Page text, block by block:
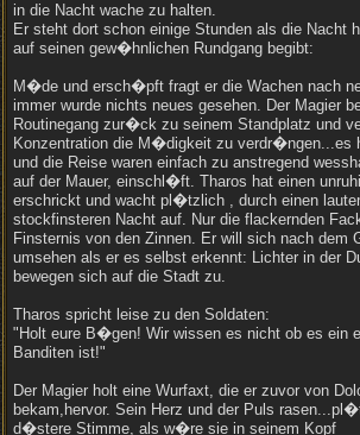
in die Nacht wache zu halten.
Er steht dort schon einige Stunden als die Nacht
auf seinen gew�hnlichen Rundgang begibt:
M�de und ersch�pft fragt er die Wachen nach
immer wurde nichts neues gesehen. Der Magier
Routinegang zur�ck zu seinem Standplatz und
Konzentration die M�digkeit zu verdr�ngen...es
und die Reise waren einfach zu anstregend
auf der Mauer, einschl�ft. Tharos hat einen
erschrickt und wacht pl�tzlich , durch einen
stockfinsteren Nacht auf. Nur die flackernden
Finsternis von den Zinnen. Er will sich nach dem
umsehen als er es selbst erkennt: Lichter in der
bewegen sich auf die Stadt zu.
Tharos spricht leise zu den Soldaten:
"Holt eure B�gen! Wir wissen es nicht ob es ein
Banditen ist!"
Der Magier holt eine Wurfaxt, die er zuvor von
bekam,hervor. Sein Herz und der Puls
d�stere Stimme, als w�re sie in seinem Kopf